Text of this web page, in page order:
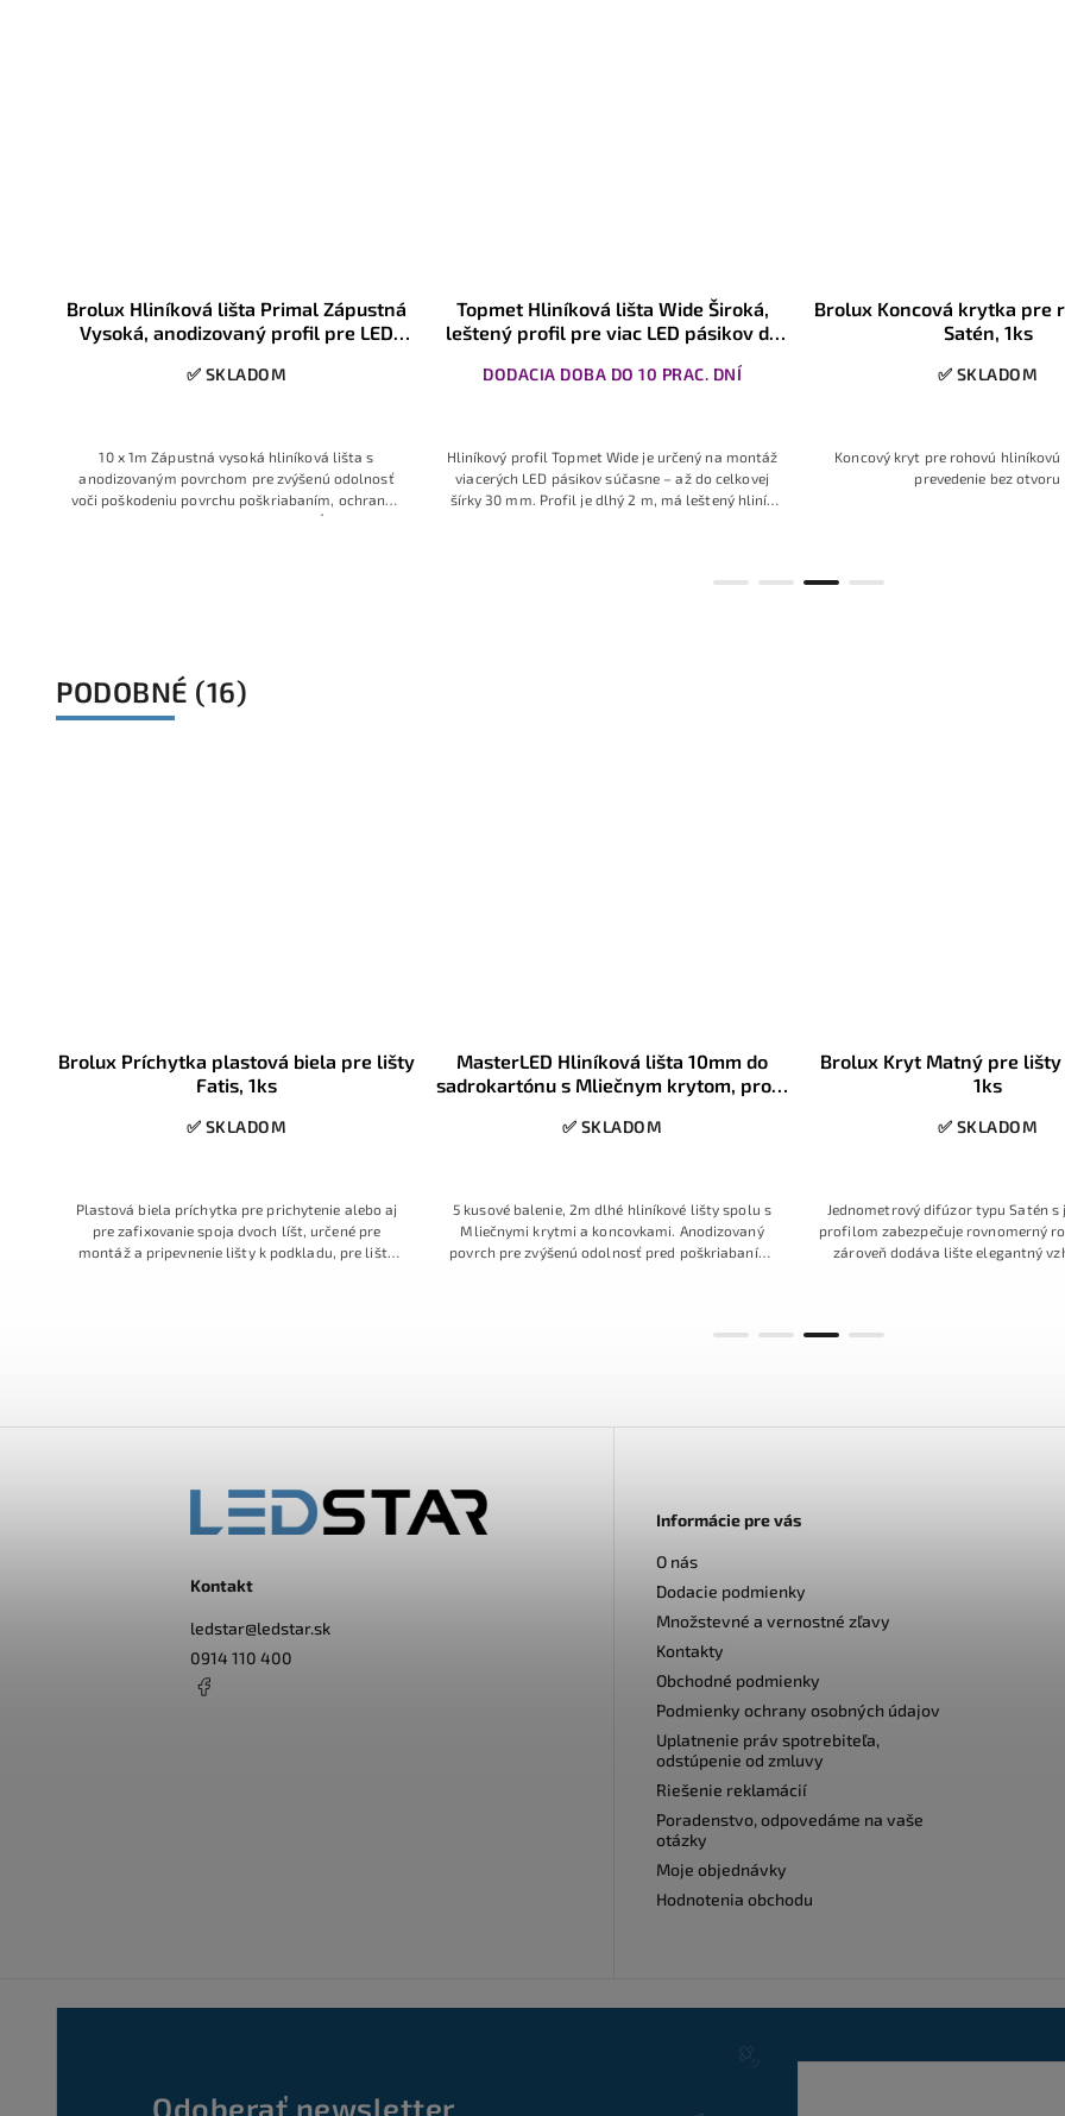
Brolux Hliníková lišta Primal Zápustná
Vysoká, anodizovaný profil pre LED
✅ SKLADOM
10 x 1m Zápustná vysoká hliníková lišta s
anodizovaným povrchom pre zvýšenú odolnosť
voči poškodeniu povrchu poškriabaním, ochranná
tepelne vodivá lišta z väčšou hĺbkou
Topmet Hliníková lišta Wide Široká,
leštený profil pre viac LED pásikov do
DODACIA DOBA DO 10 PRAC. DNÍ
Hliníkový profil Topmet Wide je určený na montáž
viacerých LED pásikov súčasne – až do celkovej
šírky 30 mm. Profil je dlhý 2 m, má leštený hliník
pracovné plochy, komerčné priestory, osvetlenie
Brolux Koncová krytka pre
Satén, 1ks
✅ SKLADOM
Koncový kryt pre rohovú
prevedenie bez otvoru
PODOBNÉ (16)
Brolux Príchytka plastová biela pre lišty
Fatis, 1ks
✅ SKLADOM
Plastová biela príchytka pre prichytenie alebo aj
pre zafixovanie spoja dvoch líšt, určené pre
montáž a pripevnenie lišty k podkladu, pre lišty
MasterLED Hliníková lišta 10mm do
sadrokartónu s Mliečnym krytom, profil
✅ SKLADOM
5 kusové balenie, 2m dlhé hliníkové lišty spolu s
Mliečnymi krytmi a koncovkami. Anodizovaný
povrch pre zvýšenú odolnosť pred poškriabaním,
Brolux Kryt Matný pre lišty
1ks
✅ SKLADOM
Jednometrový difúzor typu Satén s
profilom zabezpečuje rovnomerný
zároveň dodáva lište elegantný
Kontakt
ledstar@ledstar.sk
0914 110 400
Informácie pre vás
O nás
Dodacie podmienky
Množstevné a vernostné zľavy
Kontakty
Obchodné podmienky
Podmienky ochrany osobných údajov
Uplatnenie práv spotrebiteľa,
odstúpenie od zmluvy
Riešenie reklamácií
Poradenstvo, odpovedáme na vaše
otázky
Moje objednávky
Hodnotenia obchodu
Odoberať newsletter